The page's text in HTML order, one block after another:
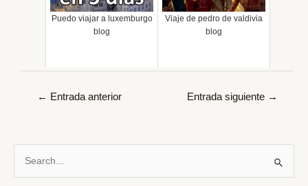
Puedo viajar a luxemburgo
blog
Viaje de pedro de valdivia
blog
Navegación
← Entrada anterior Entrada siguiente →